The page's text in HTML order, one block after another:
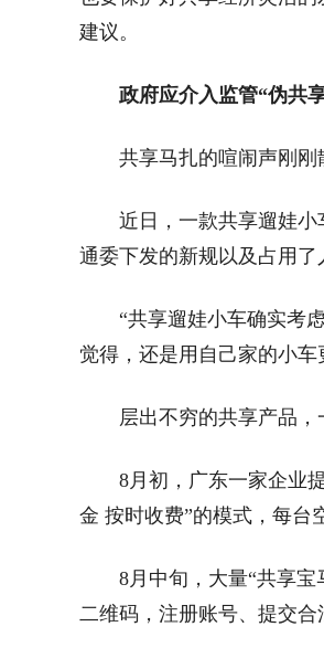
建议。
政府应介入监管“伪共
共享马扎的喧闹声刚刚
近日，一款共享遛娃
通委下发的新规以及占用了
“共享遛娃小车确实考
觉得，还是用自己家的小车
层出不穷的共享产品，
8月初，广东一家企业
金 按时收费”的模式，每台
8月中旬，大量“共享
二维码，注册账号、提交合